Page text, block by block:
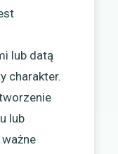
lub datą
charakter.
lub